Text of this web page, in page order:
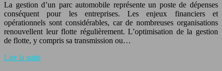
La gestion d’un parc automobile représente un poste de dépenses
conséquent pour les entreprises. Les enjeux financiers et
opérationnels sont considérables, car de nombreuses organisations
renouvellent leur flotte régulièrement. L’optimisation de la gestion
de flotte, y compris sa transmission ou…
Lire la suite